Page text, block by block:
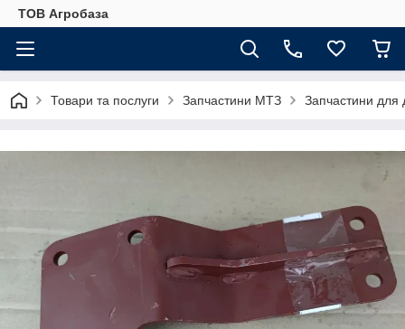
ТОВ Агробаза
Товари та послуги Запчастини МТЗ Запчастини для